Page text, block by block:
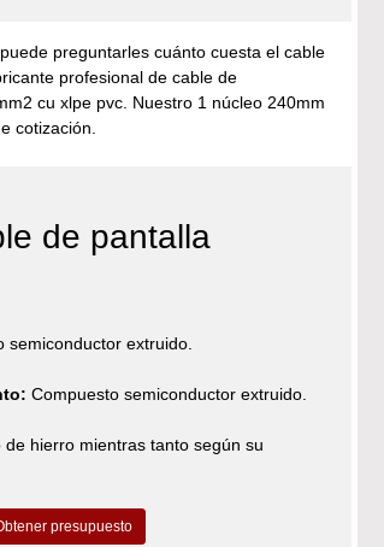
preguntarles cuánto cuesta el cable
profesional de cable de
cu xlpe pvc. Nuestro 1 núcleo 240mm
cotización.
de pantalla
semiconductor extruido.
Compuesto semiconductor extruido.
hierro mientras tanto según su
presupuesto